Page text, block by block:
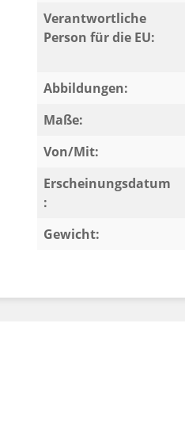
Verantwortliche
Person für die EU:
Abbildungen:
Maße:
Von/Mit:
Erscheinungsdatum
:
Gewicht: